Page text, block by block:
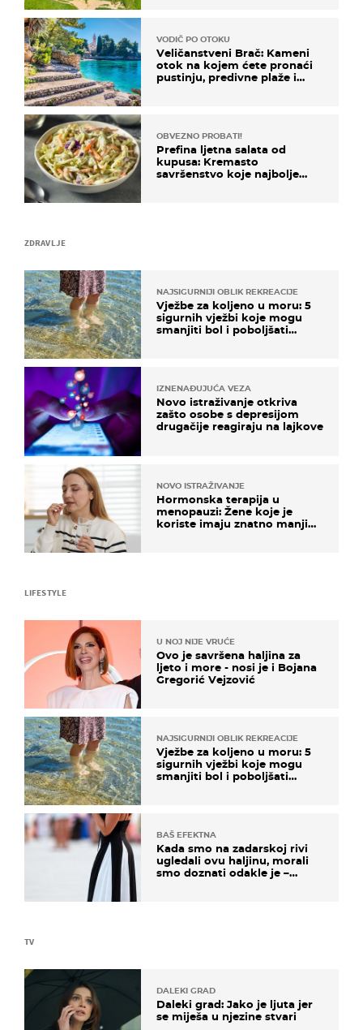
ZDRAVLJE
NAJSIGURNIJI OBLIK REKREACIJE
Vježbe za koljeno u moru: 5
sigurnih vježbi koje mogu
smanjiti bol i poboljšati
IZNENAĐUJUĆA VEZA
Novo istraživanje otkriva
zašto osobe s depresijom
drugačije reagiraju na lajkove
NOVO ISTRAŽIVANJE
Hormonska terapija u
menopauzi: Žene koje je
koriste imaju znatno manji
TV
DALEKI GRAD
Daleki grad: Jako je ljuta jer
se miješa u njezine stvari
VODIČ PO OTOKU
Veličanstveni Brač: Kameni
otok na kojem ćete pronaći
pustinju, predivne plaže i
OBVEZNO PROBATI!
Prefina ljetna salata od
kupusa: Kremasto
savršenstvo koje najbolje
LIFESTYLE
U NOJ NIJE VRUĆE
Ovo je savršena haljina za
ljeto i more - nosi je i Bojana
Gregorić Vejzović
NAJSIGURNIJI OBLIK REKREACIJE
Vježbe za koljeno u moru: 5
sigurnih vježbi koje mogu
smanjiti bol i poboljšati
BAŠ EFEKTNA
Kada smo na zadarskoj rivi
ugledali ovu haljinu, morali
smo doznati odakle je –